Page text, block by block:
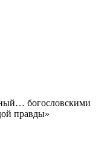
богословскими
правды»